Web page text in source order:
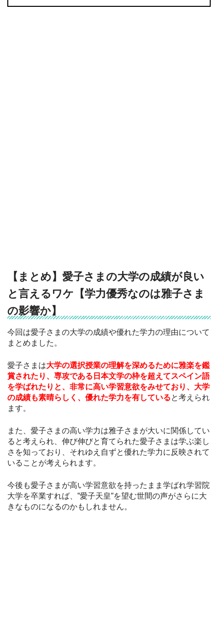
【まとめ】愛子さまの大学の成績が良い
と言えるワケ【学力優秀なのは雅子さま
の影響か】
今回は愛子さまの大学の成績や優れた学力の理由について
まとめました。
愛子さまは大学の選択授業の理解を深めるために雅楽を鑑
賞されたり、専攻である日本文学の枠を超えてスペイン語
を学ばれたりと、非常に高い学習意欲をみせており、大学
の成績も素晴らしく、優れた学力を有していると考えられ
ます。
また、愛子さまの高い学力は雅子さまが大いに関係してい
ると考えられ、伸び伸びと育てられた愛子さまは学ぶ楽し
さを知っており、それゆえ自ずと優れた学力に反映されて
いることが考えられます。
今後も愛子さまが高い学習意欲を持ったまま学ばれ学習院
大学を卒業すれば、”愛子天皇”を望む世間の声がさらに大
きなものになるのかもしれません。